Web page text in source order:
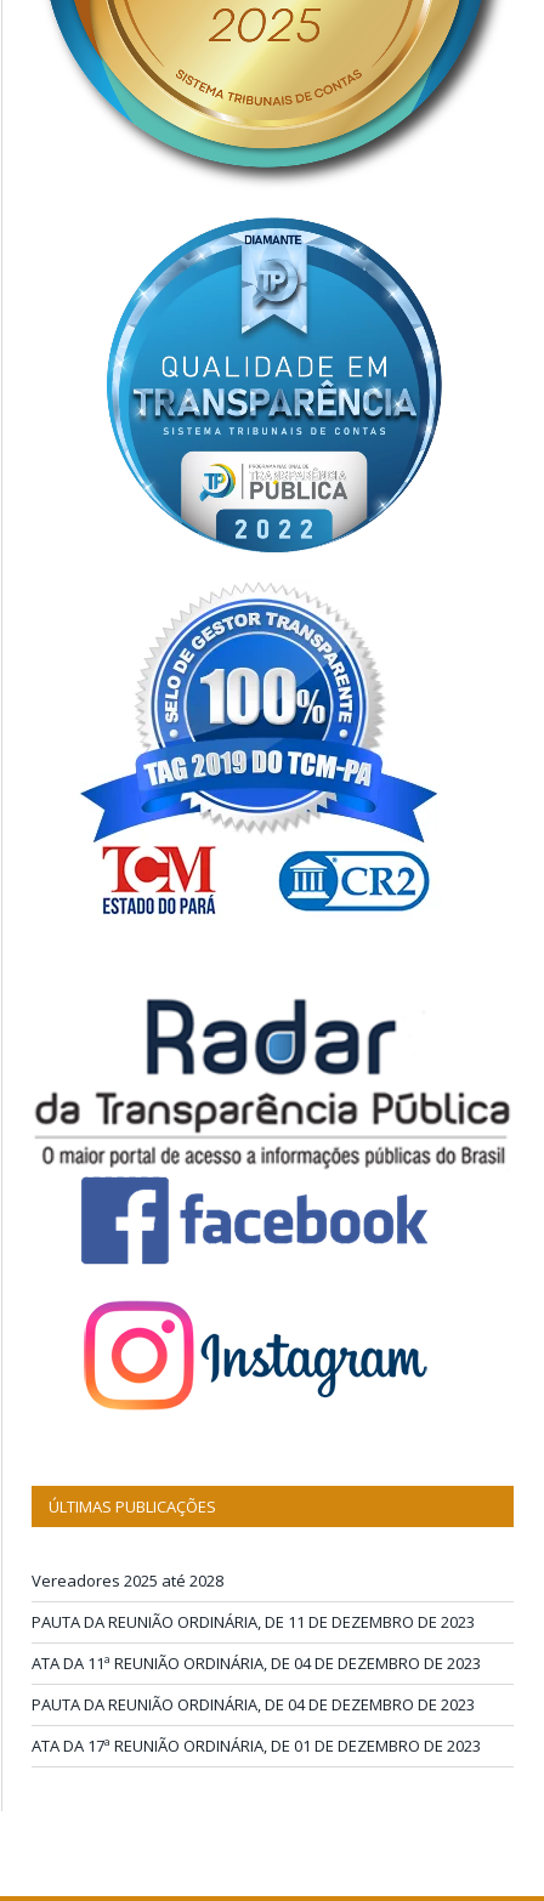
ÚLTIMAS PUBLICAÇÕES
Vereadores 2025 até 2028
PAUTA DA REUNIÃO ORDINÁRIA, DE 11 DE DEZEMBRO DE 2023
ATA DA 11ª REUNIÃO ORDINÁRIA, DE 04 DE DEZEMBRO DE 2023
PAUTA DA REUNIÃO ORDINÁRIA, DE 04 DE DEZEMBRO DE 2023
ATA DA 17ª REUNIÃO ORDINÁRIA, DE 01 DE DEZEMBRO DE 2023